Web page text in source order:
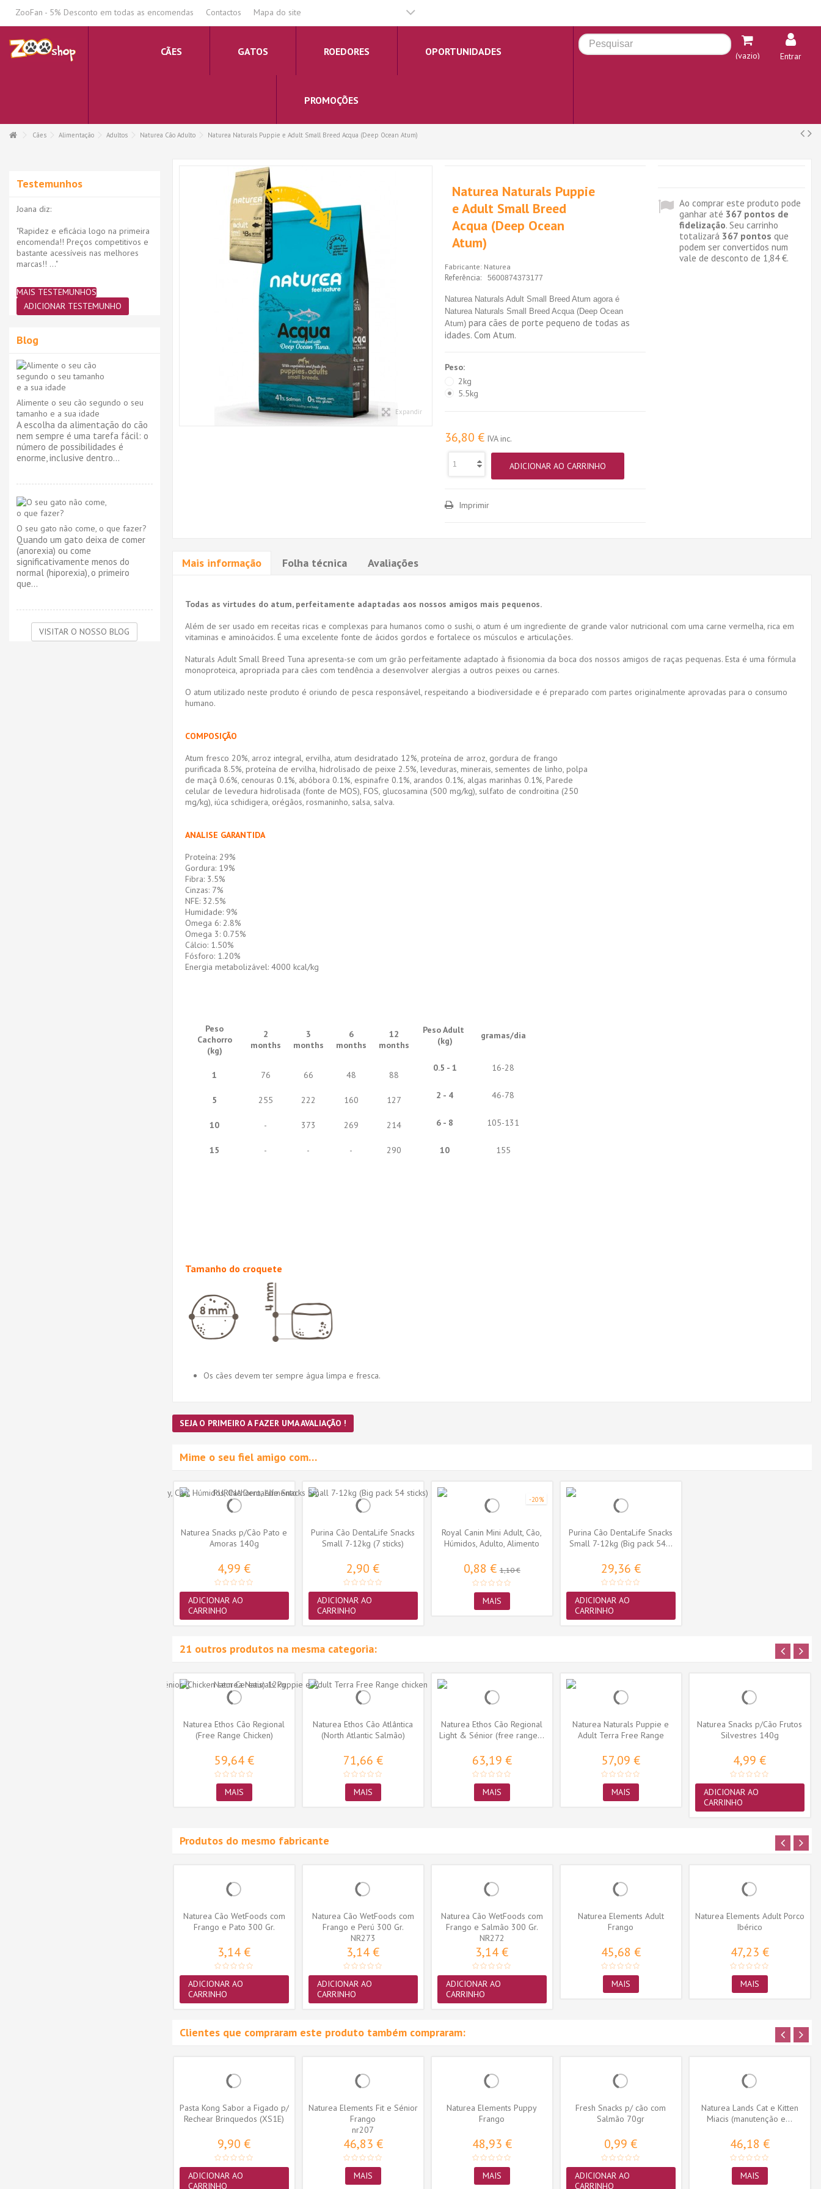
ZooFan - 5% Desconto em todas as encomendas Contactos Mapa do site
CÃES GATOS ROEDORES OPORTUNIDADES
PROMOÇÕES
(vazio) Entrar
Cães Alimentação Adultos Naturea Cão Adulto Naturea Naturals Puppie e Adult Small Breed Acqua (Deep Ocean Atum)
Expandir
Naturea Naturals Puppie
e Adult Small Breed
Acqua (Deep Ocean
Atum)
Fabricante: Naturea
Referência: 5600874373177
Naturea Naturals Adult Small Breed Atum agora é
Naturea Naturals Small Breed Acqua (Deep Ocean
Atum)para cães de porte pequeno de todas as
idades. Com Atum.
Peso:
2kg
5.5kg
36,80 € IVA inc.
ADICIONAR AO CARRINHO
Imprimir
Ao comprar este produto pode
ganhar até 367pontos de
fidelização. Seu carrinho
totalizará 367pontos que
podem ser convertidos num
vale de desconto de 1,84 €.
Mais informação Folha técnica Avaliações
Todas as virtudes do atum, perfeitamente adaptadas aos nossos amigos mais pequenos.
Além de ser usado em receitas ricas e complexas para humanos como o sushi, o atum é um ingrediente de grande valor nutricional com uma carne vermelha, rica em
vitaminas e aminoácidos. É uma excelente fonte de ácidos gordos e fortalece os músculos e articulações.
Naturals Adult Small Breed Tuna apresenta-se com um grão perfeitamente adaptado à fisionomia da boca dos nossos amigos de raças pequenas. Esta é uma fórmula
monoproteica, apropriada para cães com tendência a desenvolver alergias a outros peixes ou carnes.
O atum utilizado neste produto é oriundo de pesca responsável, respeitando a biodiversidade e é preparado com partes originalmente aprovadas para o consumo
humano.
COMPOSIÇÃO
Atum fresco 20%, arroz integral, ervilha, atum desidratado 12%, proteína de arroz, gordura de frango
purificada 8.5%, proteína de ervilha, hidrolisado de peixe 2.5%, leveduras, minerais, sementes de linho, polpa
de maçã 0.6%, cenouras 0.1%, abóbora 0.1%, espinafre 0.1%, arandos 0.1%, algas marinhas 0.1%, Parede
celular de levedura hidrolisada (fonte de MOS), FOS, glucosamina (500 mg/kg), sulfato de condroitina (250
mg/kg), iúca schidigera, orégãos, rosmaninho, salsa, salva.
ANALISE GARANTIDA
Proteína: 29%
Gordura: 19%
Fibra: 3.5%
Cinzas: 7%
NFE: 32.5%
Humidade: 9%
Omega 6: 2.8%
Omega 3: 0.75%
Cálcio: 1.50%
Fósforo: 1.20%
Energia metabolizável: 4000 kcal/kg
Peso
Cachorro
(kg)
2
months
3
months
6
months
12
months
1 76 66 48 88
5 255 222 160 127
10 - 373 269 214
15 - - - 290
Peso Adult
(kg)
gramas/dia
0.5 - 1 16-28
2 - 4 46-78
6 - 8 105-131
10 155
Tamanho do croquete
Os cães devem ter sempre água limpa e fresca.
SEJA O PRIMEIRO A FAZER UMA AVALIAÇÃO !
Mime o seu fiel amigo com…
Naturea Snacks p/Cão Pato e
Amoras 140g
4,99 €
ADICIONAR AO
CARRINHO
Purina Cão DentaLife Snacks
Small 7-12kg (7 sticks)
2,90 €
ADICIONAR AO
CARRINHO
-20%
Royal Canin Mini Adult, Cão,
Húmidos, Adulto, Alimento
0,88 €1,10 €
MAIS
Purina Cão DentaLife Snacks
Small 7-12kg (Big pack 54...
29,36 €
ADICIONAR AO
CARRINHO
21 outros produtos na mesma categoria:
Naturea Ethos Cão Regional
(Free Range Chicken)
59,64 €
MAIS
Naturea Ethos Cão Atlântica
(North Atlantic Salmão)
71,66 €
MAIS
Naturea Ethos Cão Regional
Light & Sénior (free range...
63,19 €
MAIS
Naturea Naturals Puppie e
Adult Terra Free Range
57,09 €
MAIS
Naturea Snacks p/Cão Frutos
Silvestres 140g
4,99 €
ADICIONAR AO
CARRINHO
Produtos do mesmo fabricante
Naturea Cão WetFoods com
Frango e Pato 300 Gr.
3,14 €
ADICIONAR AO
CARRINHO
Naturea Cão WetFoods com
Frango e Perú 300 Gr.
NR273
3,14 €
ADICIONAR AO
CARRINHO
Naturea Cão WetFoods com
Frango e Salmão 300 Gr.
NR272
3,14 €
ADICIONAR AO
CARRINHO
Naturea Elements Adult
Frango
45,68 €
MAIS
Naturea Elements Adult Porco
Ibérico
47,23 €
MAIS
Clientes que compraram este produto também compraram:
Pasta Kong Sabor a Figado p/
Rechear Brinquedos (XS1E)
9,90 €
ADICIONAR AO
CARRINHO
Naturea Elements Fit e Sénior
Frango
nr207
46,83 €
MAIS
Naturea Elements Puppy
Frango
48,93 €
MAIS
Fresh Snacks p/ cão com
Salmão 70gr
0,99 €
ADICIONAR AO
CARRINHO
Naturea Lands Cat e Kitten
Miacis (manutenção e...
46,18 €
MAIS
Testemunhos
Joana diz:
"Rapidez e eficácia logo na primeira
encomenda!! Preços competitivos e
bastante acessíveis nas melhores
marcas!! ..."
MAIS TESTEMUNHOS
ADICIONAR TESTEMUNHO
Blog
Alimente o seu cão segundo o seu
tamanho e a sua idade
A escolha da alimentação do cão
nem sempre é uma tarefa fácil: o
número de possibilidades é
enorme, inclusive dentro...
O seu gato não come, o que fazer?
Quando um gato deixa de comer
(anorexia) ou come
significativamente menos do
normal (hiporexia), o primeiro
que...
VISITAR O NOSSO BLOG